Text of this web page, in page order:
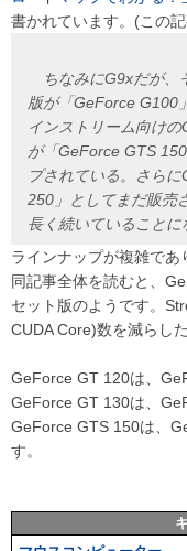
書かれています。(この
ちなみにG9xだが、
版が「GeForce G100
インストリーム向け
が「GeForce GTS
プされている。さら
250」としてまだ販売
長く続いていることに
ラインナップが複雑であ
同記事全体を読むと、
セット版のようです。
CUDA Core)数を減らし
GeForce GT 120は、
GeForce GT 130は、
GeForce GTS 150は、
す。